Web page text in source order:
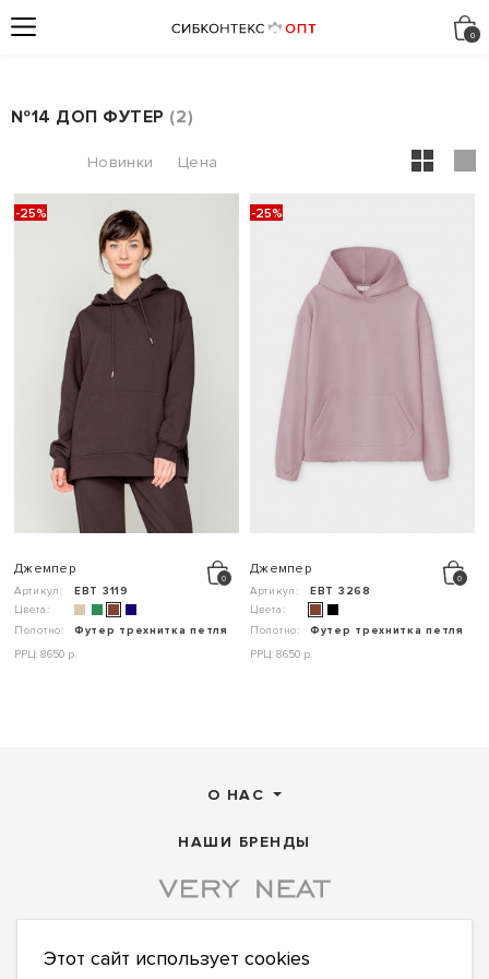
№14 ДОП ФУТЕР 2
-25%
Джемпер
Артикул:
ЕВТ 3119
Цвета:
Полотно:
Футер трехнитка петля
РРЦ: 8650 р.
-25%
Джемпер
Артикул:
ЕВТ 3268
Цвета:
Полотно:
Футер трехнитка петля
РРЦ: 8650 р.
О НАС
НАШИ БРЕНДЫ
ПОДПИСАТЬСЯ НА НОВОСТИ:
Этот сайт использует cookies